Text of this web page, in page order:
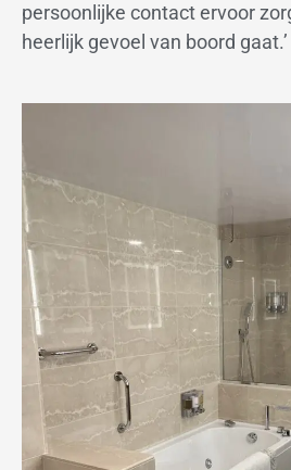
persoonlijke contact ervoor
heerlijk gevoel van boord gaat.’